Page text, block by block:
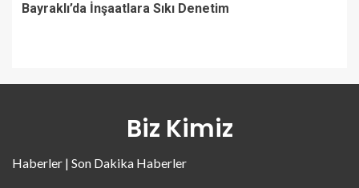
Bayraklı’da İnşaatlara Sıkı Denetim
Biz Kimiz
Haberler | Son Dakika Haberler